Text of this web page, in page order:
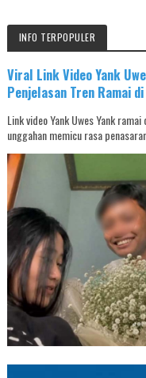
INFO TERPOPULER
Viral Link Video Yank
Penjelasan Tren Ramai
Link video Yank Uwes Yank
unggahan memicu rasa